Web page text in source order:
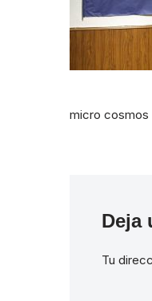
micro cosmos
Deja
Tu